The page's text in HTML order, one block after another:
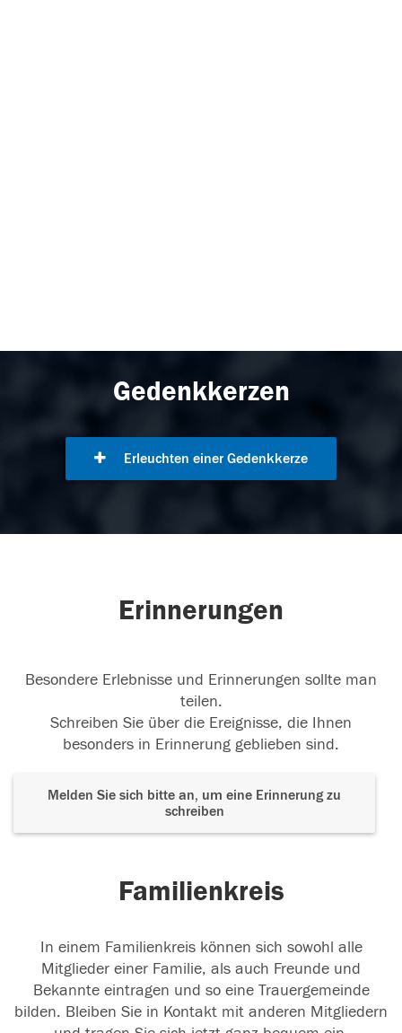
Gedenkkerzen
Erleuchten einer Gedenkkerze
Erinnerungen
Besondere Erlebnisse und Erinnerungen sollte man
teilen.
Schreiben Sie über die Ereignisse, die Ihnen
besonders in Erinnerung geblieben sind.
Melden Sie sich bitte an, um eine Erinnerung zu
schreiben
Familienkreis
In einem Familienkreis können sich sowohl alle
Mitglieder einer Familie, als auch Freunde und
Bekannte eintragen und so eine Trauergemeinde
bilden. Bleiben Sie in Kontakt mit anderen Mitgliedern